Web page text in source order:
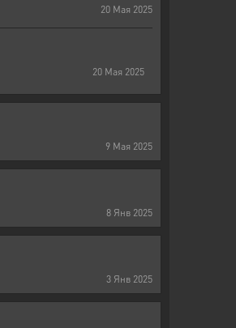
20 Мая 2025
20 Мая 2025
9 Мая 2025
8 Янв 2025
3 Янв 2025